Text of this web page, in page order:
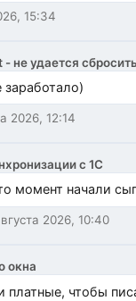
15:34
не удается
2026, 12:14
с 1С
момент начали
2026, 10:40
окна
платные, чтобы